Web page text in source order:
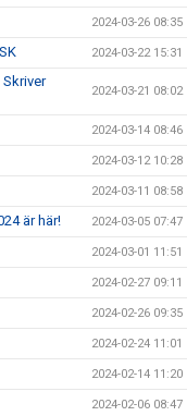
2024-03-26 08:35
2024-03-22 15:31
2024-03-21 08:02
2024-03-14 08:46
2024-03-12 10:28
2024-03-11 08:58
är här! 2024-03-05 07:47
2024-03-01 11:51
2024-02-27 09:11
2024-02-26 09:35
2024-02-24 11:01
2024-02-14 11:20
2024-02-06 08:47